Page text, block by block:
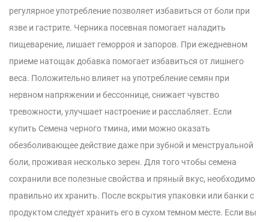
регулярное употребление позволяет избавиться от боли при
язве и гастрите. Черника посевная помогает наладить
пищеварение, лишает геморроя и запоров. При ежедневном
приеме натощак добавка помогает избавиться от лишнего
веса. Положительно влияет на употребление семян при
нервном напряжении и бессоннице, снижает чувство
тревожности, улучшает настроение и расслабляет. Если
купить Семена черного тмина, ими можно оказать
обезболивающее действие даже при зубной и менструальной
боли, проживая несколько зерен. Для того чтобы семена
сохранили все полезные свойства и пряный вкус, необходимо
правильно их хранить. После вскрытия упаковки или банки с
продуктом следует хранить его в сухом темном месте. Если вы